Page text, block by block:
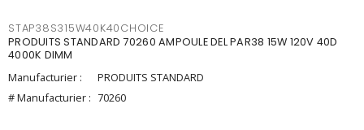
STAP38S315W40K40CHOICE
PRODUITS STANDARD 70260 AMPOULE DEL PAR38 15W 120V 40D
4000K DIMM
Manufacturier :
PRODUITS STANDARD
# Manufacturier : 70260